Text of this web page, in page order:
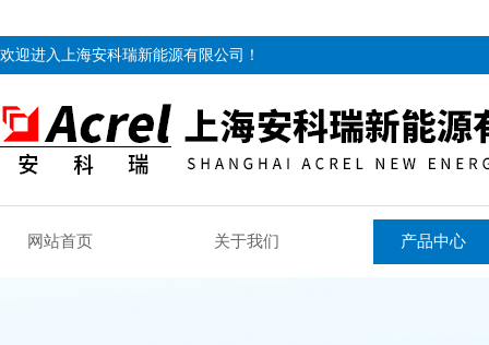
欢迎进入上海安科瑞新能源有限公司！
网站首页 关于我们 产品中心